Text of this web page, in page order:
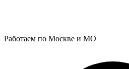
Работаем по Москве и МО